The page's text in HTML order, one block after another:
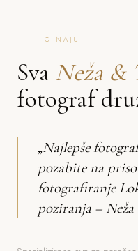
O NAJU
Sva Neža &
fotograf
„Najlepše
pozabite na
fotografiranje
poziranja –